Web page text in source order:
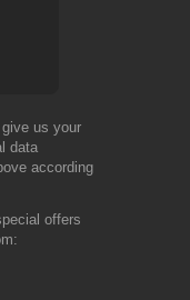
us your
data
according
offers